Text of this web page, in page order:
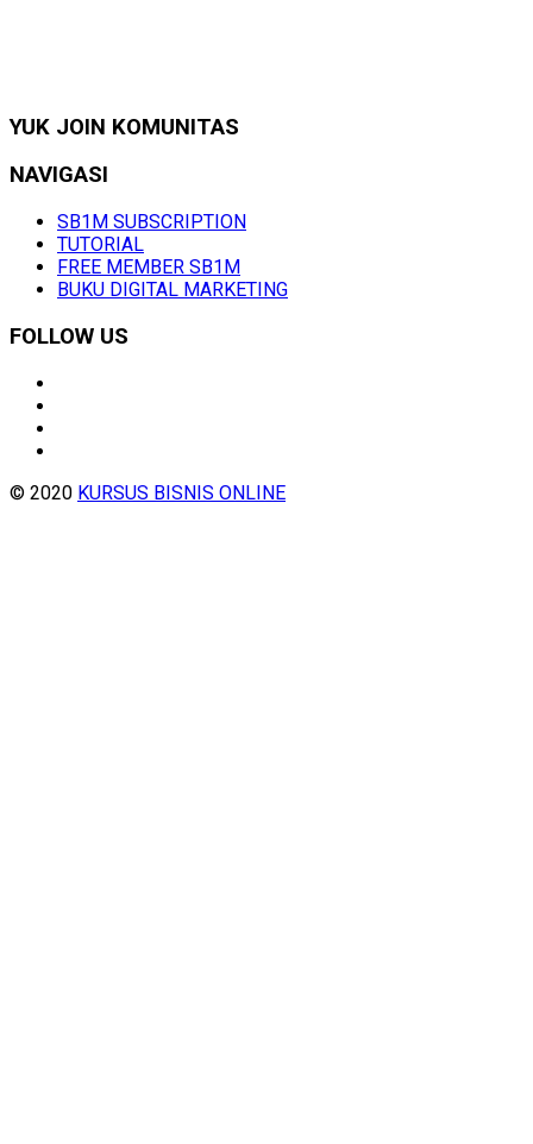
YUK JOIN KOMUNITAS
NAVIGASI
SB1M SUBSCRIPTION
TUTORIAL
FREE MEMBER SB1M
BUKU DIGITAL MARKETING
FOLLOW US
© 2020 KURSUS BISNIS ONLINE